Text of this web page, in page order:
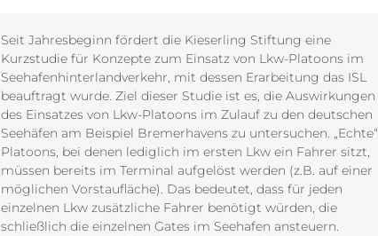
Seit Jahresbeginn fördert die Kieserling Stiftung eine
Kurzstudie für Konzepte zum Einsatz von Lkw-Platoons im
Seehafenhinterlandverkehr, mit dessen Erarbeitung das ISL
beauftragt wurde. Ziel dieser Studie ist es, die Auswirkungen
des Einsatzes von Lkw-Platoons im Zulauf zu den deutschen
Seehäfen am Beispiel Bremerhavens zu untersuchen. „Echte“
Platoons, bei denen lediglich im ersten Lkw ein Fahrer sitzt,
müssen bereits im Terminal aufgelöst werden (z.B. auf einer
möglichen Vorstaufläche). Das bedeutet, dass für jeden
einzelnen Lkw zusätzliche Fahrer benötigt würden, die
schließlich die einzelnen Gates im Seehafen ansteuern.